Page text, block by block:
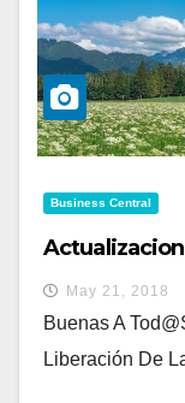
Business Central
May 21, 2018
Buenas A
Liberación De